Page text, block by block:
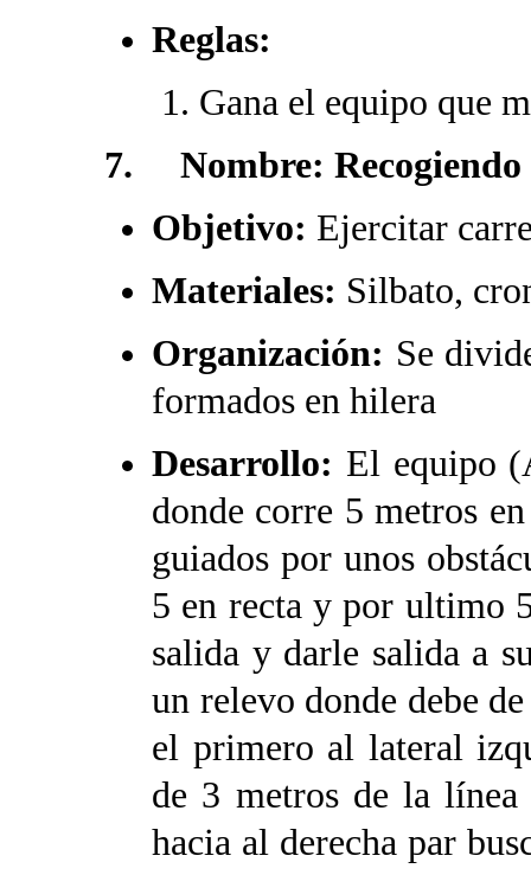
Reglas:
Gana el equipo que
7. Nombre: Recogiendo
Objetivo: Ejercitar
Materiales: Silbato,
Organización: Se
formados en hilera
Desarrollo: El equipo
donde corre 5 metros
guiados por unos
5 en recta y por ultimo
salida y darle salida a
un relevo donde debe
el primero al lateral
de 3 metros de la línea
hacia al derecha par